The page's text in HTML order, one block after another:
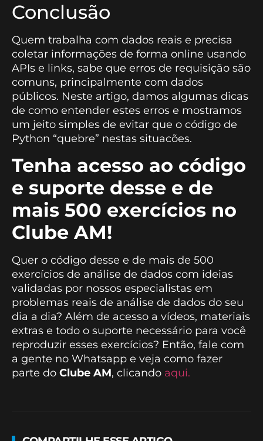
Conclusão
Quem trabalha com dados reais e precisa
coletar informações de forma online usando
APIs e links, sabe que erros de requisição são
comuns, principalmente com dados
públicos. Neste artigo, damos algumas dicas
de como entender estes erros e mostramos
um jeito simples de evitar que o código de
Python “quebre” nestas situacões.
Tenha acesso ao código
e suporte desse e de
mais 500 exercícios no
Clube AM!
Quer o código desse e de mais de 500
exercícios de análise de dados com ideias
validadas por nossos especialistas em
problemas reais de análise de dados do seu
dia a dia? Além de acesso a vídeos, materiais
extras e todo o suporte necessário para você
reproduzir esses exercícios? Então, fale com
a gente no Whatsapp e veja como fazer
parte do Clube AM, clicando aqui.